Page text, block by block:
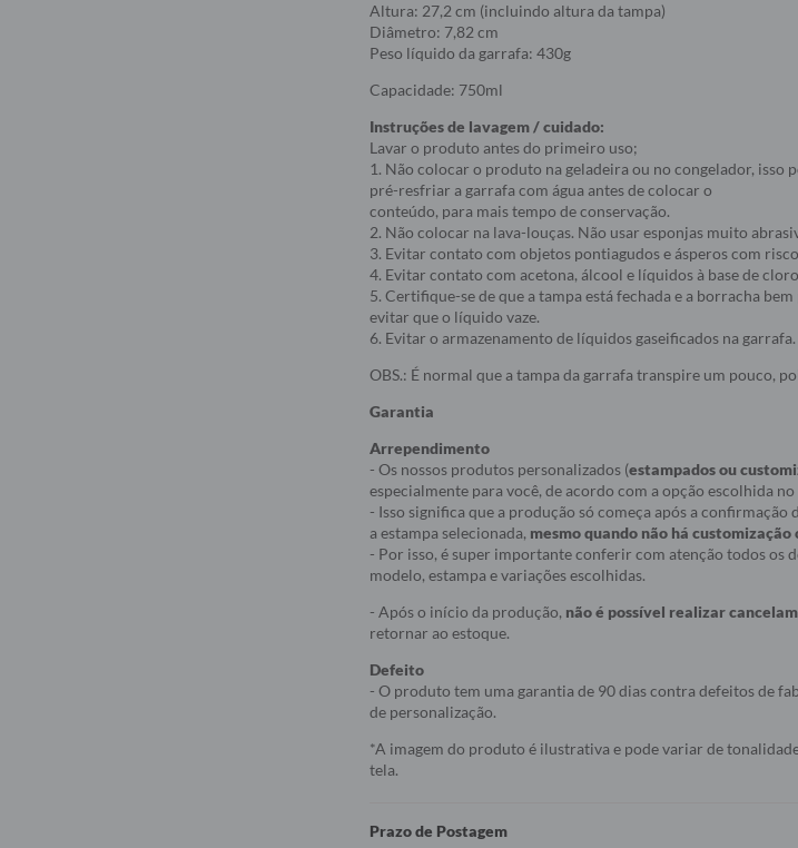
Altura: 27,2 cm (incluindo altura da tampa)
Diâmetro: 7,82 cm
Peso líquido da garrafa: 430g
Capacidade: 750ml
Instruções de lavagem / cuidado:
Lavar o produto antes do primeiro uso;
1. Não colocar o produto na geladeira ou no congelador, isso
pré-resfriar a garrafa com água antes de colocar o
conteúdo, para mais tempo de conservação.
2. Não colocar na lava-louças. Não usar esponjas muito
3. Evitar contato com objetos pontiagudos e ásperos com
4. Evitar contato com acetona, álcool e líquidos à base de
5. Certifique-se de que a tampa está fechada e a borracha
evitar que o líquido vaze.
6. Evitar o armazenamento de líquidos gaseificados na garrafa.
OBS.: É normal que a tampa da garrafa transpire um pouco,
Garantia
Arrependimento
- Os nossos produtos personalizados (estampados ou
especialmente para você, de acordo com a opção escolhida
- Isso significa que a produção só começa após a
a estampa selecionada, mesmo quando não há customização
- Por isso, é super importante conferir com atenção todos os
modelo, estampa e variações escolhidas.
- Após o início da produção, não é possível realizar
retornar ao estoque.
Defeito
- O produto tem uma garantia de 90 dias contra defeitos de
de personalização.
*A imagem do produto é ilustrativa e pode variar de
tela.
Prazo de Postagem